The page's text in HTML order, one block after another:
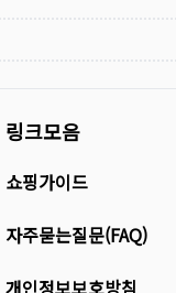
링크모음
쇼핑가이드
자주묻는질문(FAQ)
개인정보보호방침